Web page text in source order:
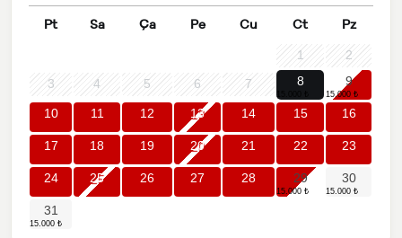
Pt Sa Ça Pe Cu Ct Pz
1
2
3
4 5 6 7 8 9
10 11 12 13 14 15 16
17 18 19 20 21 22 23
24 25 26 27 28 29 30
31